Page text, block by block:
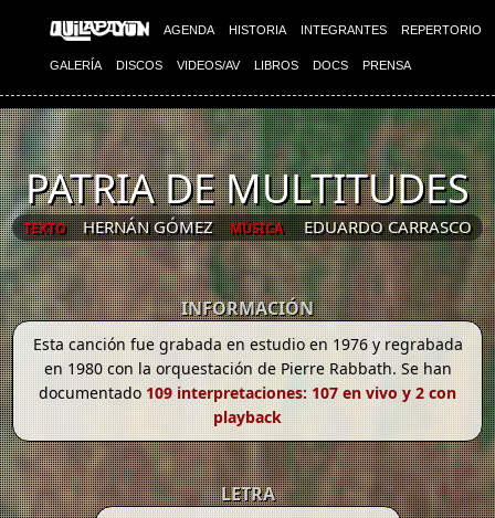
AGENDA HISTORIA INTEGRANTES REPERTORIO
GALERÍA DISCOS VIDEOS/AV LIBROS DOCS PRENSA
PATRIA DE MULTITUDES
TEXTO HERNÁN GÓMEZ MÚSICA EDUARDO CARRASCO
INFORMACIÓN
Esta canción fue grabada en estudio en 1976 y regrabada
en 1980 con la orquestación de Pierre Rabbath. Se han
documentado109 interpretaciones: 107 en vivo y 2 con
playback
LETRA